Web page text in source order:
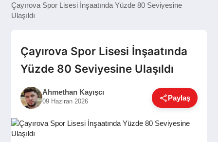
GÜNDEM
SIYASET
Çayırova Spor Lisesi İnşaatında Yüzde 80 Seviyesine
Ulaşıldı
Çayırova Spor Lisesi İnşaatında
Yüzde 80 Seviyesine Ulaşıldı
Ahmethan Kayışcı
09 Haziran 2026 Paylaş